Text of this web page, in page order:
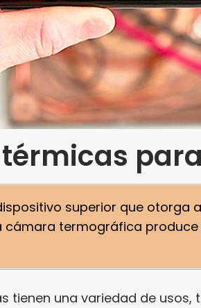
superior que otorga
termográfica
tienen una variedad de